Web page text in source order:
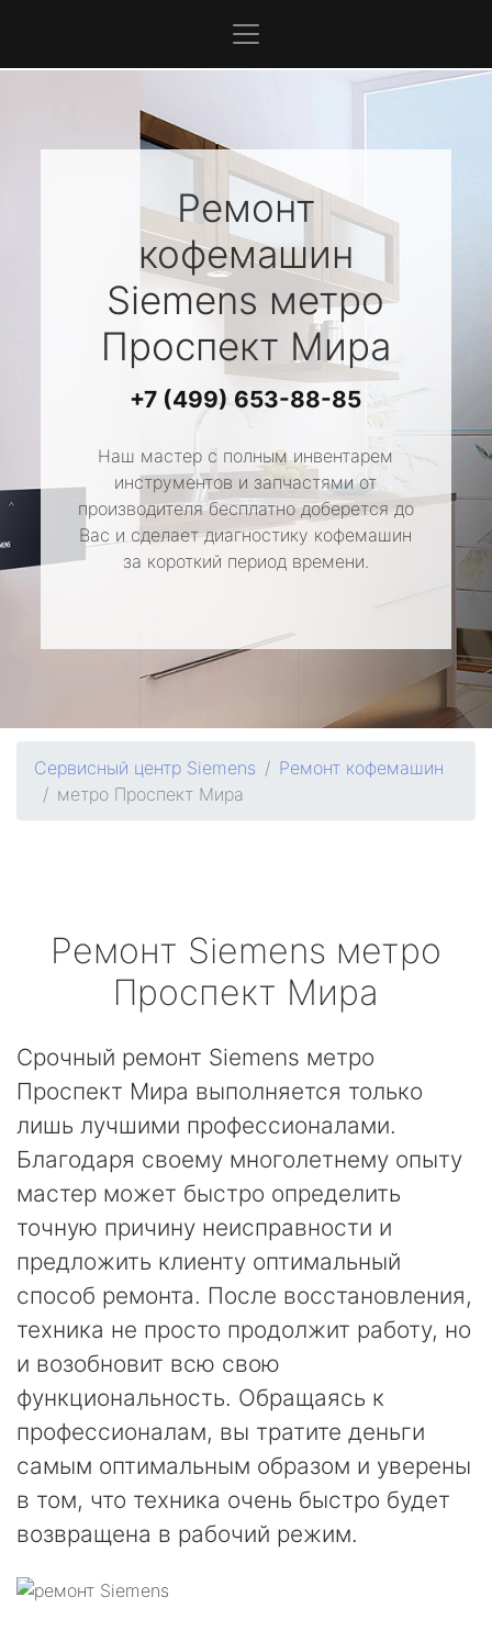
Ремонт
кофемашин
Siemens метро
Проспект Мира
+7 (499) 653-88-85
Наш мастер с полным инвентарем
инструментов и запчастями от
производителя бесплатно доберется до
Вас и сделает диагностику кофемашин
за короткий период времени.
Сервисный центр Siemens
Ремонт кофемашин
метро Проспект Мира
Ремонт Siemens метро
Проспект Мира
Срочный ремонт Siemens метро
Проспект Мира выполняется только
лишь лучшими профессионалами.
Благодаря своему многолетнему опыту
мастер может быстро определить
точную причину неисправности и
предложить клиенту оптимальный
способ ремонта. После восстановления,
техника не просто продолжит работу, но
и возобновит всю свою
функциональность. Обращаясь к
профессионалам, вы тратите деньги
самым оптимальным образом и уверены
в том, что техника очень быстро будет
возвращена в рабочий режим.